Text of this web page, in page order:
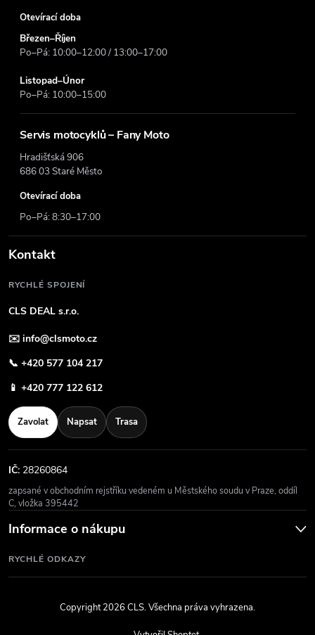
Otevírací doba
Březen–Říjen
Po–Pá: 10:00–12:00 / 13:00–17:00
Listopad–Únor
Po–Pá: 10:00–15:00
Servis motocyklů – Fany Moto
Hradišťská 906
686 03 Staré Město
Otevírací doba
Po–Pá: 8:30–17:00
Kontakt
RYCHLÉ SPOJENÍ
CLS DEAL s.r.o.
✉️ info@clsmoto.cz
📞 +420 577 104 217
📱 +420 777 122 612
Zavolat Napsat Trasa
IČ: 28260864
zapsané v obchodním rejstříku vedeném u Městského soudu v Praze, oddíl
C, vložka 395442
Informace o nákupu
RYCHLÉ ODKAZY
Copyright 2026CLS. Všechna práva vyhrazena.